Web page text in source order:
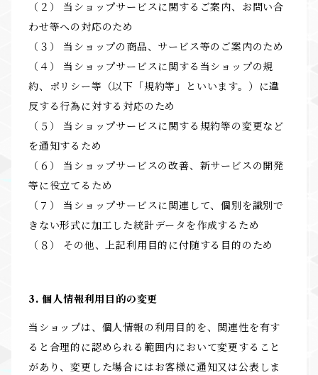
（２） 当ショップサービスに関するご案内、お問い合
わせ等への対応のため
（３） 当ショップの商品、サービス等のご案内のため
（４） 当ショップサービスに関する当ショップの規
約、ポリシー等（以下「規約等」といいます。）に違
反する行為に対する対応のため
（５） 当ショップサービスに関する規約等の変更など
を通知するため
（６） 当ショップサービスの改善、新サービスの開発
等に役立てるため
（７） 当ショップサービスに関連して、個別を識別で
きない形式に加工した統計データを作成するため
（８） その他、上記利用目的に付随する目的のため
3. 個人情報利用目的の変更
当ショップは、個人情報の利用目的を、関連性を有す
ると合理的に認められる範囲内において変更すること
があり、変更した場合にはお客様に通知又は公表しま